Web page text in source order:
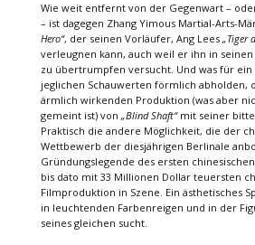
Wie weit entfernt von der Gegenwart –
– ist dagegen Zhang Yimous Martial-Arts-
Hero“, der seinen Vorläufer, Ang Lees „Tiger
verleugnen kann, auch weil er ihn in
zu übertrumpfen versucht. Und was für
jeglichen Schauwerten förmlich abholden,
ärmlich wirkenden Produktion (was aber
gemeint ist) von „Blind Shaft“mit seiner
Praktisch die andere Möglichkeit, die der
Wettbewerb der diesjährigen Berlinale
Gründungslegende des ersten
bis dato mit 33 Millionen Dollar teuersten
Filmproduktion in Szene. Ein ästhetisches
in leuchtenden Farbenreigen und in der
seines gleichen sucht.